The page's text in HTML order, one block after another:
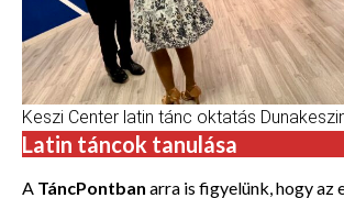
Keszi Center latin tánc oktatás
Latin táncok tanulása
A TáncPontban arra is figyelünk, hogy